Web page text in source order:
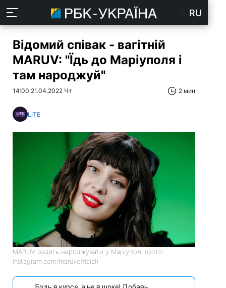
RU
Відомий співак - вагітній
MARUV: "Їдь до Маріуполя і
там народжуй"
14:00 21.04.2022 Чт 2 мин
LITE
MARUV радять народжувати у Маріуполі (фото:
instagram.com/maruvofficial)